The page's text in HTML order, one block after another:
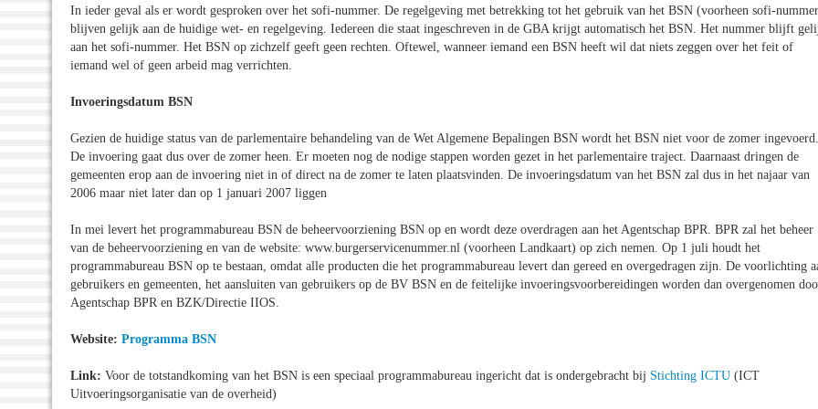
In ieder geval als er wordt gesproken over het sofi-nummer. De regelgeving met betrekking tot het gebruik van het BSN (voorheen sofi-
blijven gelijk aan de huidige wet- en regelgeving. Iedereen die staat ingeschreven in de GBA krijgt automatisch het BSN. Het nummer blijft
aan het sofi-nummer. Het BSN op zichzelf geeft geen rechten. Oftewel, wanneer iemand een BSN heeft wil dat niets zeggen over het feit of
iemand wel of geen arbeid mag verrichten.
Invoeringsdatum BSN
Gezien de huidige status van de parlementaire behandeling van de Wet Algemene Bepalingen BSN wordt het BSN niet voor de zomer ingevoerd.
De invoering gaat dus over de zomer heen. Er moeten nog de nodige stappen worden gezet in het parlementaire traject. Daarnaast dringen de
gemeenten erop aan de invoering niet in of direct na de zomer te laten plaatsvinden. De invoeringsdatum van het BSN zal dus in het najaar van
2006 maar niet later dan op 1 januari 2007 liggen
In mei levert het programmabureau BSN de beheervoorziening BSN op en wordt deze overdragen aan het Agentschap BPR. BPR zal het beheer
van de beheervoorziening en van de website: www.burgerservicenummer.nl (voorheen Landkaart) op zich nemen. Op 1 juli houdt het
programmabureau BSN op te bestaan, omdat alle producten die het programmabureau levert dan gereed en overgedragen zijn. De voorlichting
gebruikers en gemeenten, het aansluiten van gebruikers op de BV BSN en de feitelijke invoeringsvoorbereidingen worden dan overgenomen
Agentschap BPR en BZK/Directie IIOS.
Website: Programma BSN
Link: Voor de totstandkoming van het BSN is een speciaal programmabureau ingericht dat is ondergebracht bij Stichting ICTU (ICT
Uitvoeringsorganisatie van de overheid)